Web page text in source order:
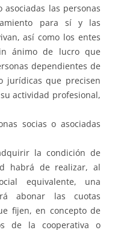
asociadas las personas
para sí y las
así como los entes
ánimo de lucro que
dependientes de
jurídicas que precisen
actividad profesional,
socias o asociadas
la condición de
habrá de realizar, al
equivalente, una
abonar las cuotas
fijen, en concepto de
de la cooperativa o